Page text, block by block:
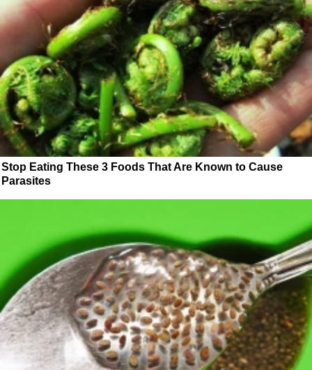
Stop Eating These 3 Foods That Are Known to Cause
Parasites